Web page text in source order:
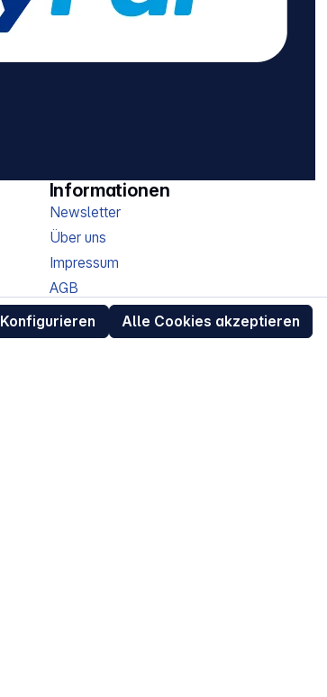
Informationen
Newsletter
Über uns
Impressum
AGB
Datenschutz
Widerrufsrecht für Verbraucher
Konfigurieren Alle Cookies akzeptieren